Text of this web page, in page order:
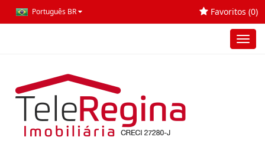
Português BR Favoritos (0)